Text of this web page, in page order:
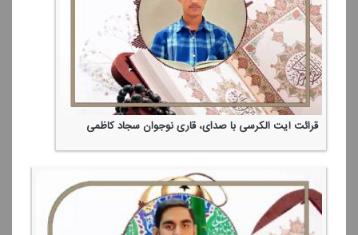
قرائت آیت الكرسی با صدای، قاری نوجوان سجاد كاظمی